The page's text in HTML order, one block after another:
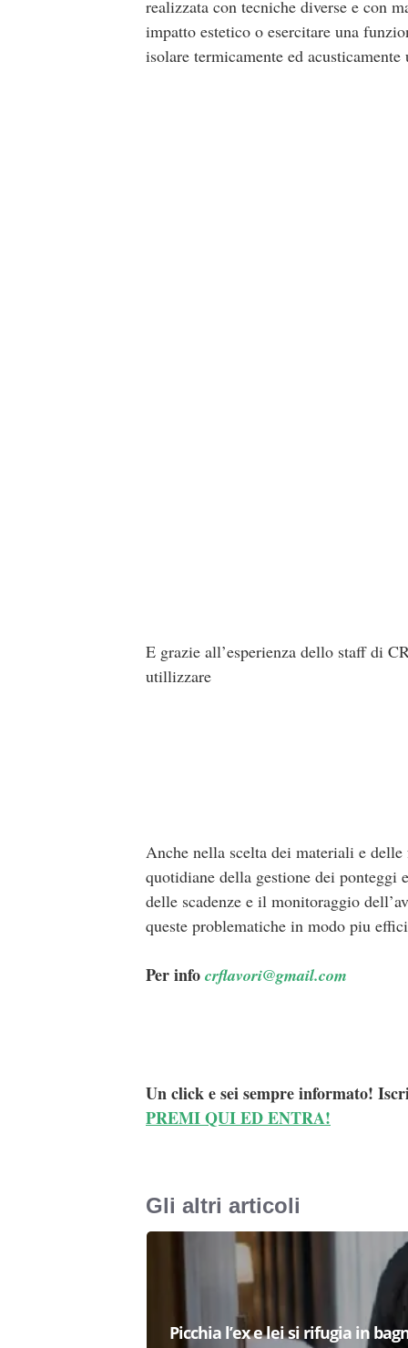
realizzata con tecniche diverse e con
impatto estetico o esercitare una
isolare termicamente ed
E grazie all’esperienza dello staff di
utillizzare
Anche nella scelta dei materiali e
quotidiane della gestione dei
delle scadenze e il monitoraggio
queste problematiche in modo piu
Per info crflavori@gmail.com
Un click e sei sempre informato!
PREMI QUI ED ENTRA!
Gli altri articoli
Picchia l’ex e lei si rifugia in